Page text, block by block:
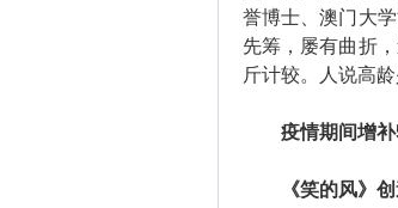
誉博士、澳门大
先筹，屡有曲折
斤计较。人说高
疫情期间增
《笑的风》创